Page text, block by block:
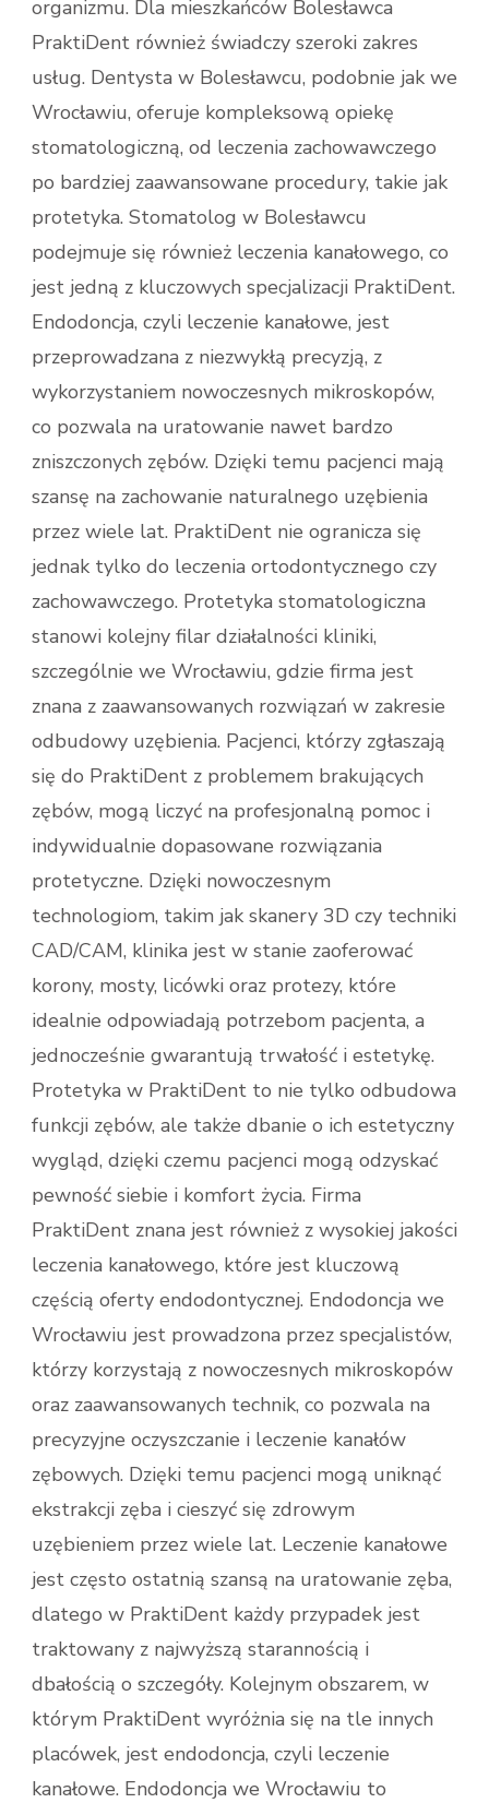
organizmu. Dla mieszkańców Bolesławca
PraktiDent również świadczy szeroki zakres
usług. Dentysta w Bolesławcu, podobnie jak we
Wrocławiu, oferuje kompleksową opiekę
stomatologiczną, od leczenia zachowawczego
po bardziej zaawansowane procedury, takie jak
protetyka. Stomatolog w Bolesławcu
podejmuje się również leczenia kanałowego, co
jest jedną z kluczowych specjalizacji PraktiDent.
Endodoncja, czyli leczenie kanałowe, jest
przeprowadzana z niezwykłą precyzją, z
wykorzystaniem nowoczesnych mikroskopów,
co pozwala na uratowanie nawet bardzo
zniszczonych zębów. Dzięki temu pacjenci mają
szansę na zachowanie naturalnego uzębienia
przez wiele lat. PraktiDent nie ogranicza się
jednak tylko do leczenia ortodontycznego czy
zachowawczego. Protetyka stomatologiczna
stanowi kolejny filar działalności kliniki,
szczególnie we Wrocławiu, gdzie firma jest
znana z zaawansowanych rozwiązań w zakresie
odbudowy uzębienia. Pacjenci, którzy zgłaszają
się do PraktiDent z problemem brakujących
zębów, mogą liczyć na profesjonalną pomoc i
indywidualnie dopasowane rozwiązania
protetyczne. Dzięki nowoczesnym
technologiom, takim jak skanery 3D czy techniki
CAD/CAM, klinika jest w stanie zaoferować
korony, mosty, licówki oraz protezy, które
idealnie odpowiadają potrzebom pacjenta, a
jednocześnie gwarantują trwałość i estetykę.
Protetyka w PraktiDent to nie tylko odbudowa
funkcji zębów, ale także dbanie o ich estetyczny
wygląd, dzięki czemu pacjenci mogą odzyskać
pewność siebie i komfort życia. Firma
PraktiDent znana jest również z wysokiej jakości
leczenia kanałowego, które jest kluczową
częścią oferty endodontycznej. Endodoncja we
Wrocławiu jest prowadzona przez specjalistów,
którzy korzystają z nowoczesnych mikroskopów
oraz zaawansowanych technik, co pozwala na
precyzyjne oczyszczanie i leczenie kanałów
zębowych. Dzięki temu pacjenci mogą uniknąć
ekstrakcji zęba i cieszyć się zdrowym
uzębieniem przez wiele lat. Leczenie kanałowe
jest często ostatnią szansą na uratowanie zęba,
dlatego w PraktiDent każdy przypadek jest
traktowany z najwyższą starannością i
dbałością o szczegóły. Kolejnym obszarem, w
którym PraktiDent wyróżnia się na tle innych
placówek, jest endodoncja, czyli leczenie
kanałowe. Endodoncja we Wrocławiu to